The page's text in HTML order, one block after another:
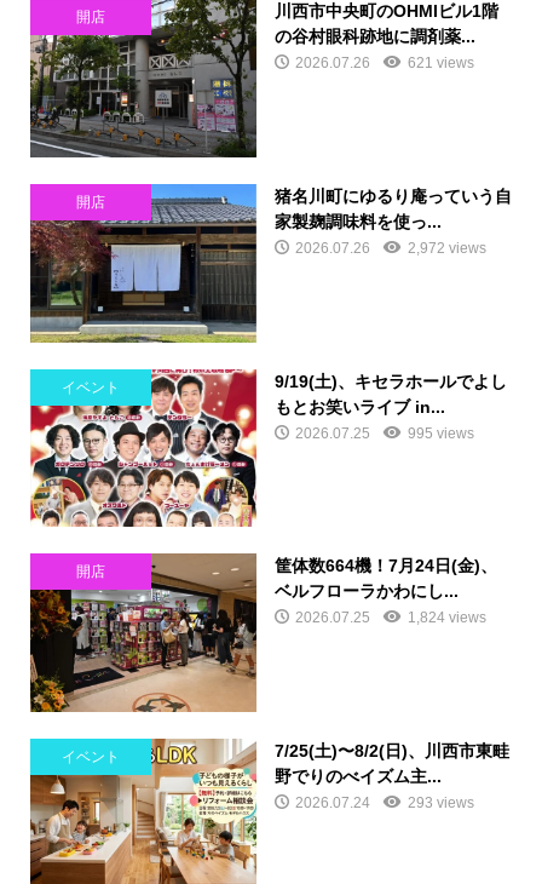
開店
川西市中央町のOHMIビル1階
の谷村眼科跡地に調剤薬...
2026.07.26 621 views
開店
猪名川町にゆるり庵っていう自
家製麹調味料を使っ...
2026.07.26 2,972 views
イベント
9/19(土)、キセラホールでよし
もとお笑いライブ in...
2026.07.25 995 views
開店
筐体数664機！7月24日(金)、
ベルフローラかわにし...
2026.07.25 1,824 views
イベント
7/25(土)〜8/2(日)、川西市東畦
野でりのべイズム主...
2026.07.24 293 views